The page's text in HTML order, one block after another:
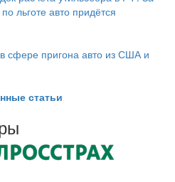
льготе авто придётся
сфере пригона авто из США и
статьи